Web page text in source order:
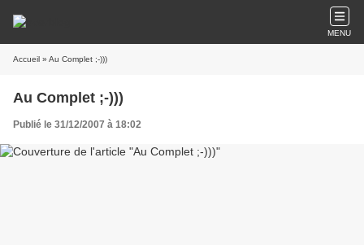
MENU
Accueil » Au Complet ;-)))
Au Complet ;-)))
Publié le 31/12/2007 à 18:02